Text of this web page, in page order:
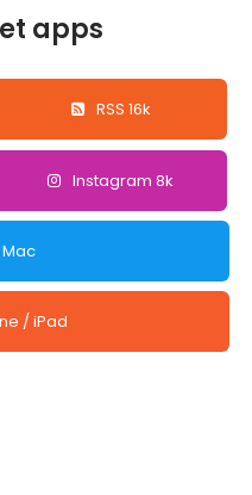
apps
RSS 16k
Instagram 8k
/ iPad